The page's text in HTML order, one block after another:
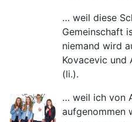
… weil diese
Gemeinschaft
niemand wird
Kovacevic und
(li.).
… weil ich von
aufgenommen